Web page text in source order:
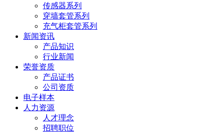
传感器系列
穿墙套管系列
充气柜套管系列
新闻资讯
产品知识
行业新闻
荣誉资质
产品证书
公司资质
电子样本
人力资源
人才理念
招聘职位